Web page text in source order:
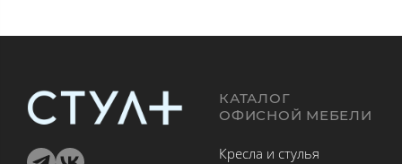
КАТАЛОГ
ОФИСНОЙ МЕБЕЛИ
Кресла и стулья